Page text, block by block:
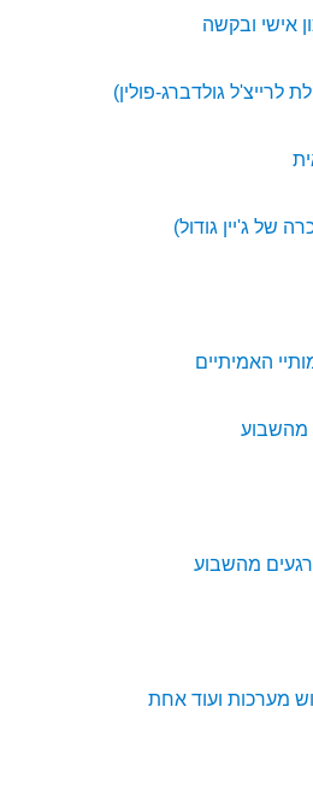
אישי ובקשה
לרייצ'ל גולדברג-פולין)
של ג'יין גודול)
האמיתיים
מהשבוע
מהשבוע
מערכות ועוד אחת